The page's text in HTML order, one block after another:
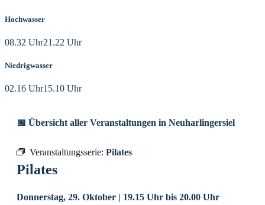
Hochwasser
08.32 Uhr21.22 Uhr
Niedrigwasser
02.16 Uhr15.10 Uhr
📅 Übersicht aller Veranstaltungen in Neuharlingersiel
Veranstaltungsserie: Pilates
Pilates
Donnerstag, 29. Oktober | 19.15 Uhr bis 20.00 Uhr